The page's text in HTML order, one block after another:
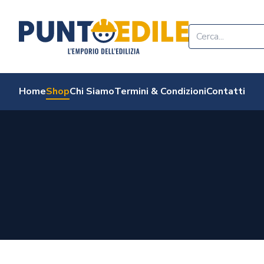
Edilizia Punto
HomeShopChi SiamoTermini & CondizioniContatti